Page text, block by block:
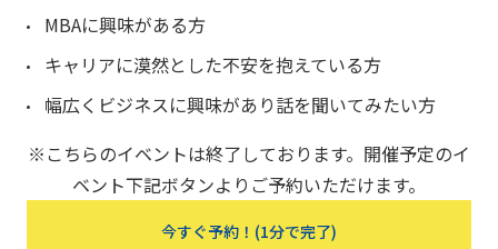
MBAに興味がある方
キャリアに漠然とした不安を抱えている方
幅広くビジネスに興味があり話を聞いてみたい方
※こちらのイベントは終了しております。開催予定のイ
ベント下記ボタンよりご予約いただけます。
今すぐ予約！(1分で完了)